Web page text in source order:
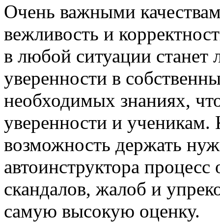
Очень важными
вежливость и
в любой ситуации
уверенности в
необходимых знаниях,
уверенности и ученикам.
возможность держать
автоинструктора
скандалов, жалоб и
самую высокую оценку.